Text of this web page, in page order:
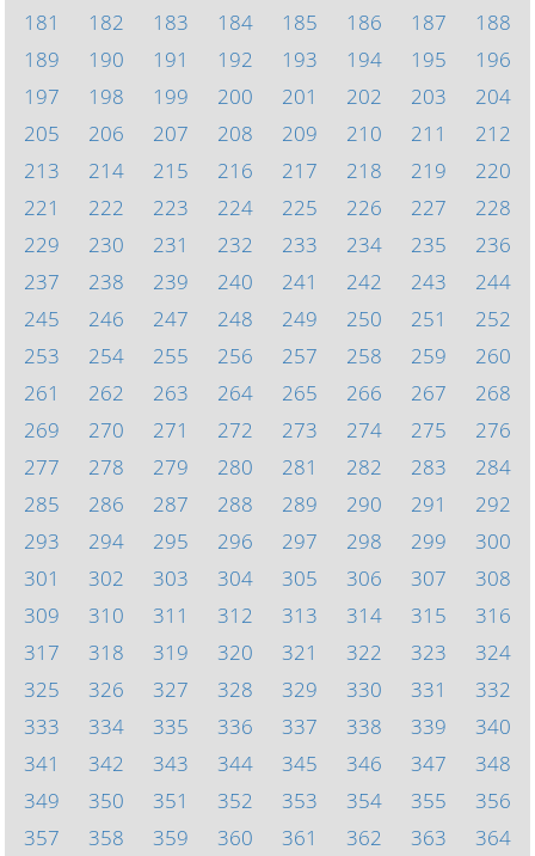
181
182 183 184 185 186 187
188
189
190 191 192 193 194 195
196
197
198 199 200 201 202 203
204
205
206 207 208 209 210 211
212
213
214 215 216 217 218 219
220
221
222 223 224 225 226 227
228
229
230 231 232 233 234 235
236
237
238 239 240 241 242 243
244
245
246 247 248 249 250 251
252
253
254 255 256 257 258 259
260
261
262 263 264 265 266 267
268
269
270 271 272 273 274 275
276
277
278 279 280 281 282 283
284
285
286 287 288 289 290 291
292
293
294 295 296 297 298 299
300
301
302 303 304 305 306 307
308
309
310 311 312 313 314 315
316
317
318 319 320 321 322 323
324
325
326 327 328 329 330 331
332
333
334 335 336 337 338 339
340
341
342 343 344 345 346 347
348
349
350 351 352 353 354 355
356
357
358 359 360 361 362 363 364